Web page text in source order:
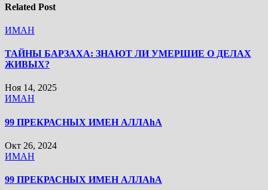
Related Post
ИМАН
ТАЙНЫ БАРЗАХА: ЗНАЮТ ЛИ УМЕРШИЕ О ДЕЛАХ
ЖИВЫХ?
Ноя 14, 2025
ИМАН
99 ПРЕКРАСНЫХ ИМЕН АЛЛАhА
Окт 26, 2024
ИМАН
99 ПРЕКРАСНЫХ ИМЕН АЛЛАhА